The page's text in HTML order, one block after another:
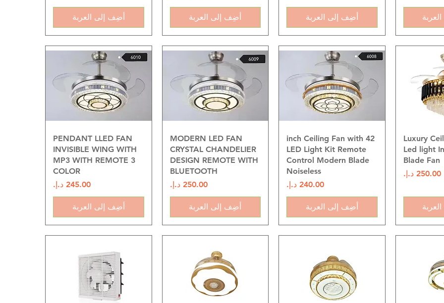
أضِف إلى العربة أضِف إلى العربة أضِف إلى العربة
Luxury
Led light
Blade Fan
السعر‏250.00 د.إ.‏
العرض السريع
42 inch Ceiling Fan with
LED Light Kit Remote
Control Modern Blade
Noiseless
السعر
أضِف إلى العربة
العرض السريع
MODERN LED FAN
CRYSTAL CHANDELIER
DESIGN REMOTE WITH
BLUETOOTH
السعر‏250.00 د.إ.‏
أضِف إلى العربة
العرض السريع
PENDANT LLED FAN
INVISIBLE WING WITH
MP3 WITH REMOTE 3
COLOR
السعر
أضِف إلى العربة